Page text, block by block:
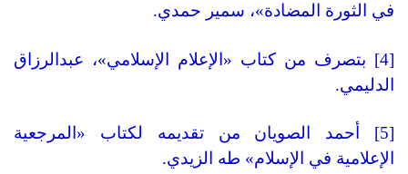
في الثورة المضادة»، سمير حمدي.
[4]
بتصرف من كتاب «الإعلام الإسلامي»، عبدالرزاق
الدليمي.
[5]
أحمد الصويان من تقديمه لكتاب «المرجعية
الإعلامية في الإسلام» طه الزيدي.